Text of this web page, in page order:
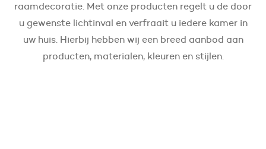
raamdecoratie. Met onze producten regelt u de door
u gewenste lichtinval en verfraait u iedere kamer in
uw huis. Hierbij hebben wij een breed aanbod aan
producten, materialen, kleuren en stijlen.